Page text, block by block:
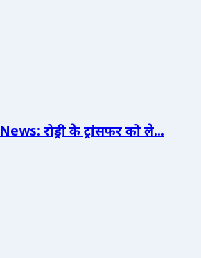
रोड्री के ट्रांसफर को ले...